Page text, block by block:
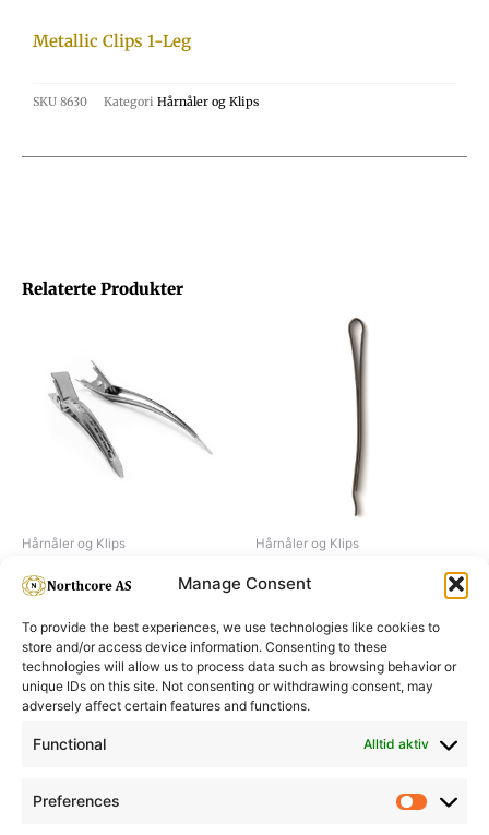
Manage Consent
To provide the best experiences, we use technologies like cookies to
store and/or access device information. Consenting to these
technologies will allow us to process data such as browsing behavior or
unique IDs on this site. Not consenting or withdrawing consent, may
adversely affect certain features and functions.
Functional Alltid aktiv
Preferences
Relaterte Produkter
Hårnåler og Klips
Cabinett clips
Hårnåler og Klips
Metallic Clips 1-Leg
SKU 8630 Kategori Hårnåler og Klips
Informasjon